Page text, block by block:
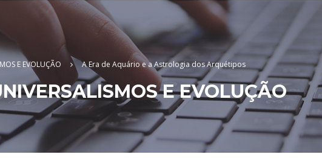
E EVOLUÇÃO A Era de Aquário e a Astrologia dos Arquétipos
E EVOLUÇÃO